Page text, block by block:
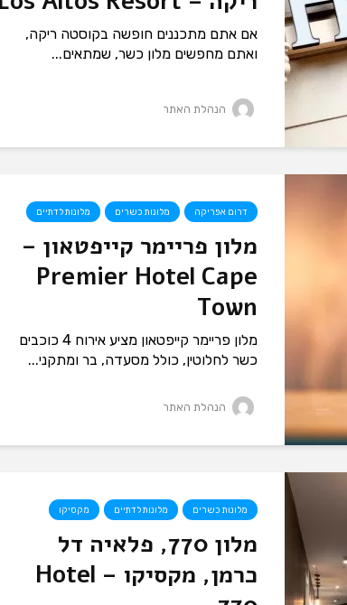
אם אתם מתכננים חופשה בקוסטה ריקה,
ואתם מחפשים מלון כשר, שמתאים...
הנהלת האתר
דרום אפריקה מלונות כשרים מלונות לדתיים
מלון פריימר קייפטאון –
Premier Hotel Cape
Town
מלון פריימר קייפטאון מציע אירוח 4 כוכבים
כשר לחלוטין, כולל מסעדה, בר ומתקני...
הנהלת האתר
מלונות כשרים מלונות לדתיים מקסיקו
מלון 770, פלאיה דל
כרמן, מקסיקו – Hotel